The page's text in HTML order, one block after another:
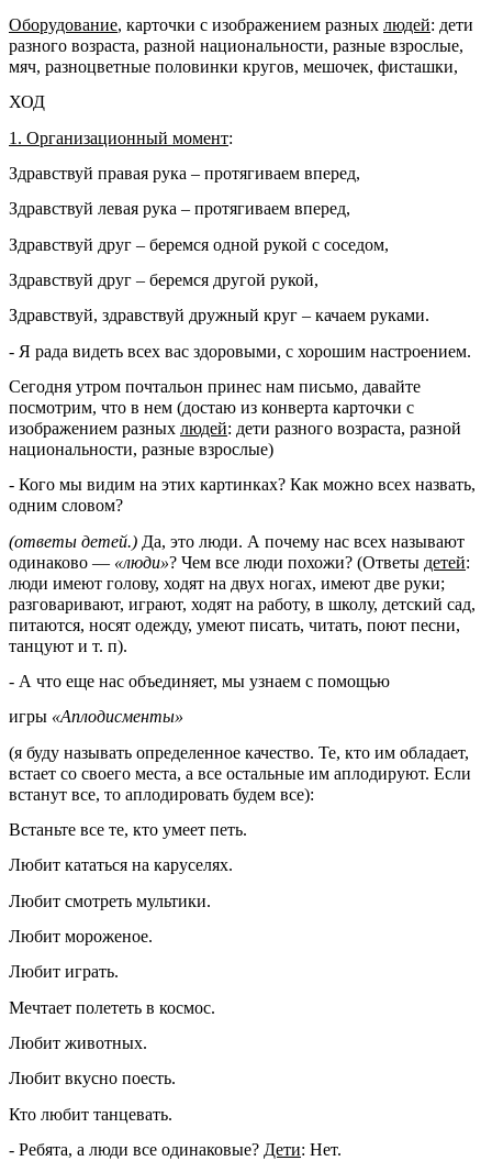
Оборудование, карточки с изображением разных людей: дети
разного возраста, разной национальности, разные взрослые,
мяч, разноцветные половинки кругов, мешочек, фисташки,
ХОД
1. Организационный момент:
Здравствуй правая рука – протягиваем вперед,
Здравствуй левая рука – протягиваем вперед,
Здравствуй друг – беремся одной рукой с соседом,
Здравствуй друг – беремся другой рукой,
Здравствуй, здравствуй дружный круг – качаем руками.
- Я рада видеть всех вас здоровыми, с хорошим настроением.
Сегодня утром почтальон принес нам письмо, давайте
посмотрим, что в нем (достаю из конверта карточки с
изображением разных людей: дети разного возраста, разной
национальности, разные взрослые)
- Кого мы видим на этих картинках? Как можно всех назвать,
одним словом?
(ответы детей.) Да, это люди. А почему нас всех называют
одинаково — «люди»? Чем все люди похожи? (Ответы детей:
люди имеют голову, ходят на двух ногах, имеют две руки;
разговаривают, играют, ходят на работу, в школу, детский сад,
питаются, носят одежду, умеют писать, читать, поют песни,
танцуют и т. п).
- А что еще нас объединяет, мы узнаем с помощью
игры «Аплодисменты»
(я буду называть определенное качество. Те, кто им обладает,
встает со своего места, а все остальные им аплодируют. Если
встанут все, то аплодировать будем все):
Встаньте все те, кто умеет петь.
Любит кататься на каруселях.
Любит смотреть мультики.
Любит мороженое.
Любит играть.
Мечтает полететь в космос.
Любит животных.
Любит вкусно поесть.
Кто любит танцевать.
- Ребята, а люди все одинаковые? Дети: Нет.